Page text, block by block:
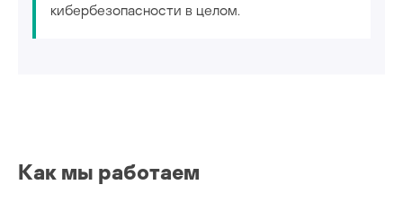
кибербезопасности в целом.
Как мы работаем